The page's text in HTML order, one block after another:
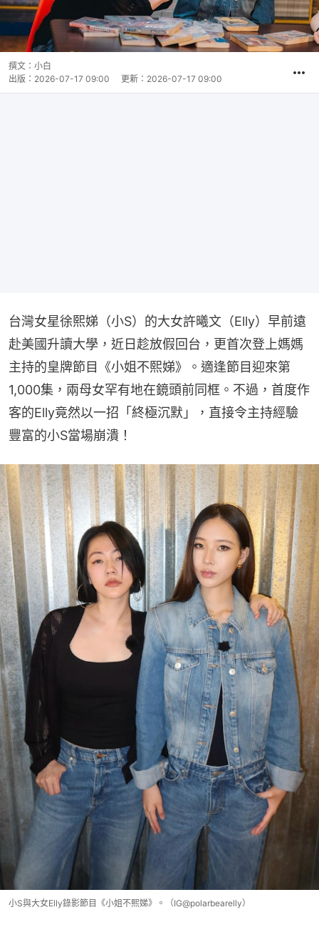
撰文： 小白
出版： 2026-07-17 09:00 更新： 2026-07-17 09:00
台灣女星徐熙娣（小S）的大女許曦文（Elly）早前遠
赴美國升讀大學，近日趁放假回台，更首次登上媽媽
主持的皇牌節目《小姐不熙娣》。適逢節目迎來第
1,000集，兩母女罕有地在鏡頭前同框。不過，首度作
客的Elly竟然以一招「終極沉默」，直接令主持經驗
豐富的小S當場崩潰！
小S與大女Elly錄影節目《小姐不熙娣》。（IG@polarbearelly）